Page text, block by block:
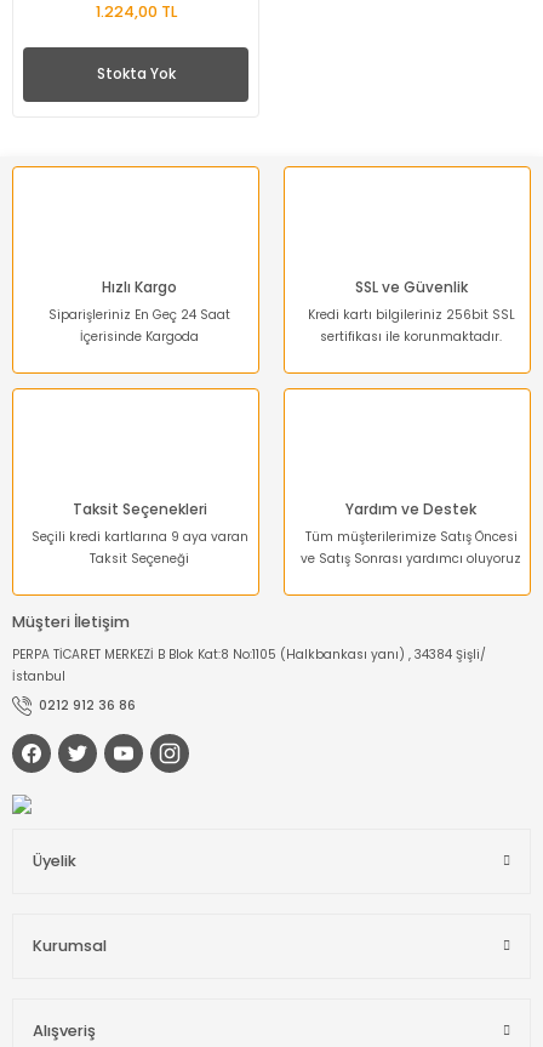
1.224,00 TL
Stokta Yok
Hızlı Kargo
Siparişleriniz En Geç 24 Saat
İçerisinde Kargoda
SSL ve Güvenlik
Kredi kartı bilgileriniz 256bit SSL
sertifikası ile korunmaktadır.
Taksit Seçenekleri
Seçili kredi kartlarına 9 aya varan
Taksit Seçeneği
Yardım ve Destek
Tüm müşterilerimize Satış Öncesi
ve Satış Sonrası yardımcı oluyoruz
Müşteri İletişim
PERPA TİCARET MERKEZİ B Blok Kat:8 No:1105 (Halkbankası yanı) , 34384 Şişli/
İstanbul
0212 912 36 86
Üyelik
Kurumsal
Alışveriş